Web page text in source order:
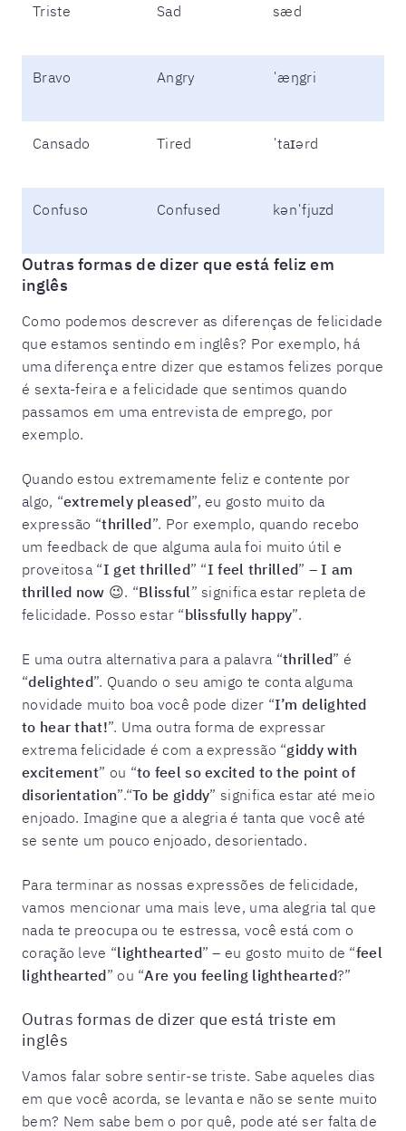
Triste Sad sæd
Bravo Angry ˈæŋgri
Cansado Tired ˈtaɪərd
Confuso Confused kənˈfjuzd
Outras formas de dizer que está feliz em
inglês
Como podemos descrever as diferenças de felicidade
que estamos sentindo em inglês? Por exemplo, há
uma diferença entre dizer que estamos felizes porque
é sexta-feira e a felicidade que sentimos quando
passamos em uma entrevista de emprego, por
exemplo.
Quando estou extremamente feliz e contente por
algo, “extremely pleased”, eu gosto muito da
expressão “thrilled”. Por exemplo, quando recebo
um feedback de que alguma aula foi muito útil e
proveitosa “I get thrilled” “I feel thrilled” – I am
thrilled now 😉. “Blissful ” significa estar repleta de
felicidade. Posso estar “blissfully happy”.
E uma outra alternativa para a palavra “thrilled” é
“delighted”. Quando o seu amigo te conta alguma
novidade muito boa você pode dizer “I’m delighted
to hear that!”. Uma outra forma de expressar
extrema felicidade é com a expressão “giddy with
excitement” ou “to feel so excited to the point of
disorientation”.“To be giddy” significa estar até meio
enjoado. Imagine que a alegria é tanta que você até
se sente um pouco enjoado, desorientado.
Para terminar as nossas expressões de felicidade,
vamos mencionar uma mais leve, uma alegria tal que
nada te preocupa ou te estressa, você está com o
coração leve “lighthearted” – eu gosto muito de “feel
lighthearted” ou “Are you feeling lighthearted?”
Outras formas de dizer que está triste em
inglês
Vamos falar sobre sentir-se triste. Sabe aqueles dias
em que você acorda, se levanta e não se sente muito
bem? Nem sabe bem o por quê, pode até ser falta de